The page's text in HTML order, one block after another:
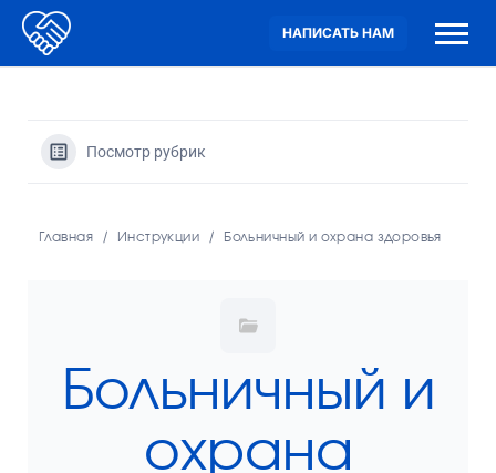
НАПИСАТЬ НАМ
Посмотр рубрик
Главная Инструкции Больничный и охрана здоровья
Больничный и
охрана